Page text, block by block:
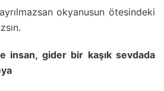
okyanusun ötesindeki
insan, gider bir kaşık sevdada